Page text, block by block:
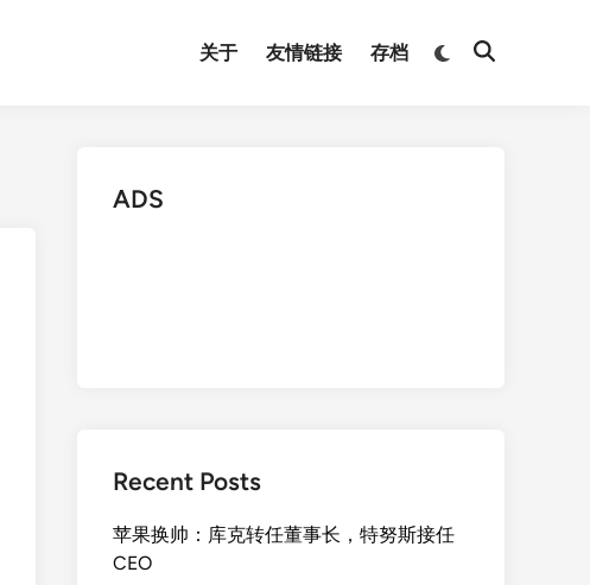
关于 友情链接 存档
Switch
Open
ADS
Recent Posts
苹果换帅：库克转任董事长，特努斯接任
CEO